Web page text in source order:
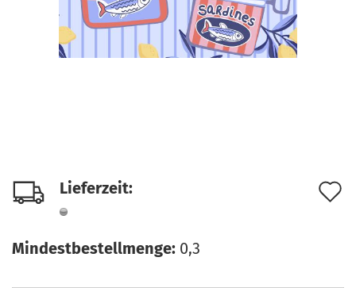
Lieferzeit:
Mindestbestellmenge: 0,3